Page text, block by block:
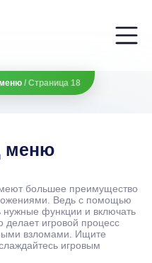
/ Страница 18
меню
большее преимущество
Ведь с помощью
функции и включать
делает игровой процесс
взломами. Ищите
игровым